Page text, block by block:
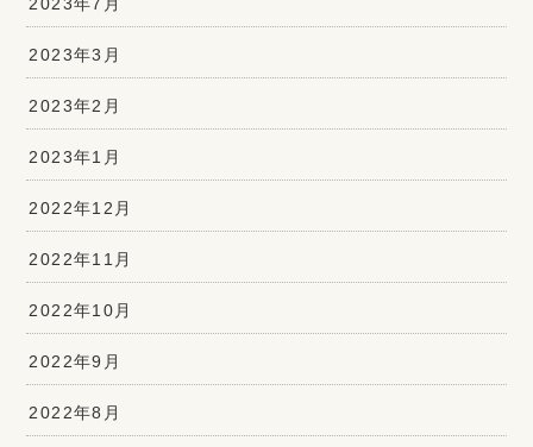
2023年3月
2023年2月
2023年1月
2022年12月
2022年11月
2022年10月
2022年9月
2022年8月